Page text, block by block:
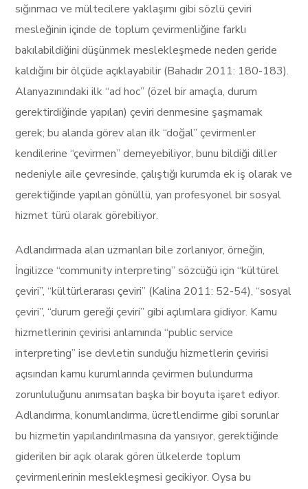
sığınmacı ve mültecilere yaklaşımı gibi sözlü çeviri
mesleğinin içinde de toplum çevirmenliğine farklı
bakılabildiğini düşünmek meslekleşmede neden geride
kaldığını bir ölçüde açıklayabilir (Bahadır 2011: 180-183).
Alanyazınındaki ilk “ad hoc” (özel bir amaçla, durum
gerektirdiğinde yapılan) çeviri denmesine şaşmamak
gerek; bu alanda görev alan ilk “doğal” çevirmenler
kendilerine “çevirmen” demeyebiliyor, bunu bildiği diller
nedeniyle aile çevresinde, çalıştığı kurumda ek iş olarak ve
gerektiğinde yapılan gönüllü, yarı profesyonel bir sosyal
hizmet türü olarak görebiliyor.
Adlandırmada alan uzmanları bile zorlanıyor, örneğin,
İngilizce “community interpreting” sözcüğü için “kültürel
çeviri”, “kültürlerarası çeviri” (Kalina 2011: 52-54), “sosyal
çeviri”, “durum gereği çeviri” gibi açılımlara gidiyor. Kamu
hizmetlerinin çevirisi anlamında “public service
interpreting” ise devletin sunduğu hizmetlerin çevirisi
açısından kamu kurumlarında çevirmen bulundurma
zorunluluğunu anımsatan başka bir boyuta işaret ediyor.
Adlandırma, konumlandırma, ücretlendirme gibi sorunlar
bu hizmetin yapılandırılmasına da yansıyor, gerektiğinde
giderilen bir açık olarak gören ülkelerde toplum
çevirmenlerinin meslekleşmesi gecikiyor. Oysa bu